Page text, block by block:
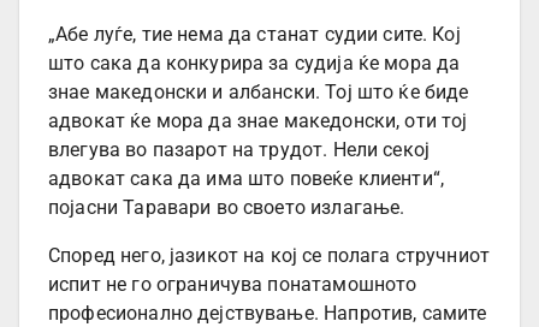
„Абе луѓе, тие нема да станат судии сите. Кој
што сака да конкурира за судија ќе мора да
знае македонски и албански. Тој што ќе биде
адвокат ќе мора да знае македонски, оти тој
влегува во пазарот на трудот. Нели секој
адвокат сака да има што повеќе клиенти“,
појасни Таравари во своето излагање.
Според него, јазикот на кој се полага стручниот
испит не го ограничува понатамошното
професионално дејствување. Напротив, самите